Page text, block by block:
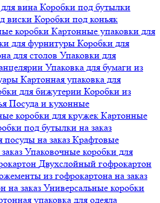
вина Коробки под бутылки
виски Коробки под коньяк
коробки Картонные упаковки для
для фурнитуры Коробки для
для столов Упаковки для
Упаковка для бумаги из
Картонная упаковка для
для бижутерии Коробки из
Посуда и кухонные
коробки для кружек Картонные
под бутылки на заказ
на заказ Крафтовые
Упаковочные коробки для
Двухслойный гофрокартон
из гофрокартона на заказ
на заказ Универсальные коробки
упаковка для одеяла